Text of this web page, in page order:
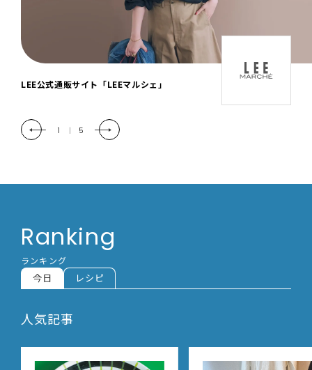
「LEE DAYS」本物志向にときめく。大人カ
2 | 5
Ranking
ランキング
今日 レシピ
人気記事